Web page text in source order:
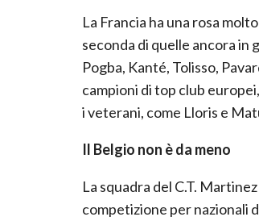
La Francia ha una rosa
seconda di quelle ancora in
Pogba, Kanté, Tolisso,
campioni di top club
i veterani, come Lloris e
Il Belgio non èda meno
La squadra del C.T.
competizione per nazionali